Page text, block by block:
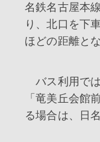
名鉄名古屋本
り、北口を下
ほどの距離と
バス利用で
「竜美丘会
る場合は、日